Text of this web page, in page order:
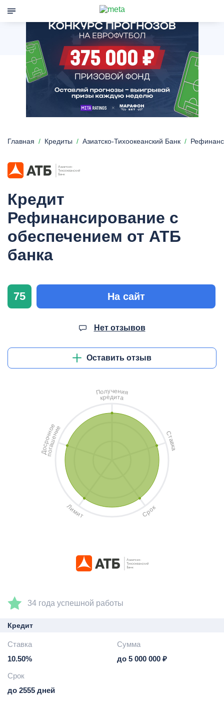
Главная Кредиты Азиатско-Тихоокеанский Банк
Кредит
Рефинансирование с
обеспечением от АТБ
банка
75 На сайт
Нет отзывов
Оставить отзыв
Получения
кредита
С
т
а
в
к
а
Сро
к
Л
имит
Д
о
с
р
о
ч
н
о
е
п
о
г
а
ш
е
н
и
е
34 года успешной работы
Кредит
Ставка
10.50%
Сумма
до 5 000 000 ₽
Срок
до 2555 дней